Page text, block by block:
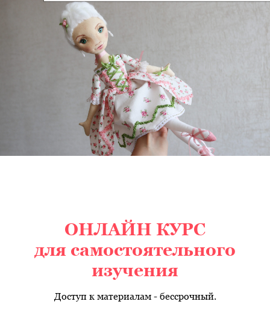
ОНЛАЙН КУРС
для самостоятельного
изучения
Доступ к материалам - бессрочный.